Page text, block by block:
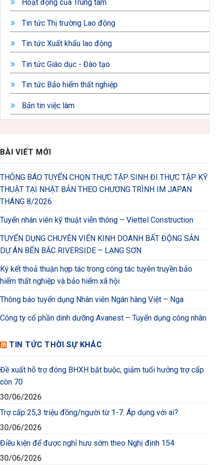
Hoạt động của Trung tâm
Tin tức Thị trường Lao động
Tin tức Xuất khẩu lao động
Tin tức Giáo dục - Đào tạo
Tin tức Bảo hiểm thất nghiệp
Bản tin việc làm
BÀI VIẾT MỚI
THÔNG BÁO TUYỂN CHỌN THỰC TẬP SINH ĐI THỰC TẬP KỸ
THUẬT TẠI NHẬT BẢN THEO CHƯƠNG TRÌNH IM JAPAN
THÁNG 8/2026
Tuyển nhân viên kỹ thuật viễn thông – Viettel Construction
TUYỂN DỤNG CHUYÊN VIÊN KINH DOANH BẤT ĐỘNG SẢN
DỰ ÁN BẾN BẮC RIVERSIDE – LẠNG SƠN
Ký kết thoả thuận hợp tác trong công tác tuyên truyền bảo
hiểm thất nghiệp và bảo hiểm xã hội
Thông báo tuyển dụng Nhân viên Ngân hàng Việt – Nga
Công ty cổ phần dinh dưỡng Avanest – Tuyển dụng công nhân
TIN TỨC THỜI SỰ KHÁC
Đề xuất hỗ trợ đóng BHXH bắt buộc, giảm tuổi hưởng trợ cấp
còn 70
30/06/2026
Trợ cấp 25,3 triệu đồng/người từ 1-7: Áp dụng với ai?
30/06/2026
Điều kiện để được nghỉ hưu sớm theo Nghị định 154
30/06/2026